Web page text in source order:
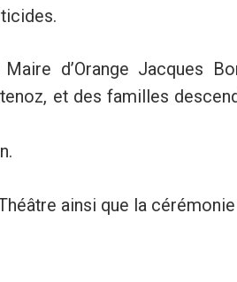
d’Orange Jacques
et des familles
ainsi que la